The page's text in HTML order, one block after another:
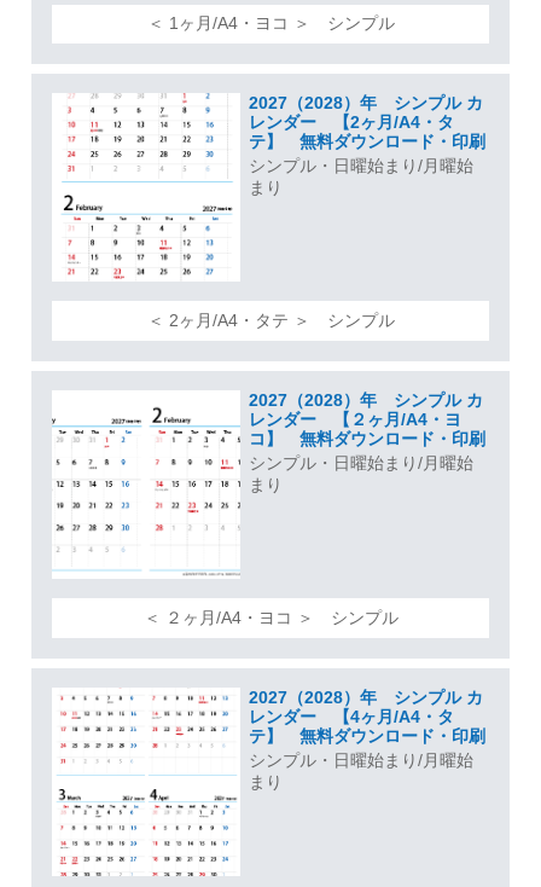
＜ 1ヶ月/A4・ヨコ ＞ シンプル
2027（2028）年 シンプル カ
レンダー 【2ヶ月/A4・タ
テ】 無料ダウンロード・印刷
シンプル・日曜始まり/月曜始
まり
＜ 2ヶ月/A4・タテ ＞ シンプル
2027（2028）年 シンプル カ
レンダー 【２ヶ月/A4・ヨ
コ】 無料ダウンロード・印刷
シンプル・日曜始まり/月曜始
まり
＜ ２ヶ月/A4・ヨコ ＞ シンプル
2027（2028）年 シンプル カ
レンダー 【4ヶ月/A4・タ
テ】 無料ダウンロード・印刷
シンプル・日曜始まり/月曜始
まり